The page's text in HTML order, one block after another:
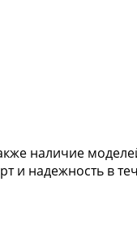
наличие
и надежность в